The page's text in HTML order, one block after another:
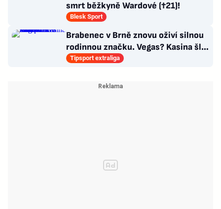
smrt běžkyně Wardové (†21)!
Blesk Sport
Brabenec v Brně znovu oživí silnou
rodinnou značku. Vegas? Kasina šla
úplně mimo mě
Tipsport extraliga